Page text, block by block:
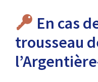
En cas
trousseau